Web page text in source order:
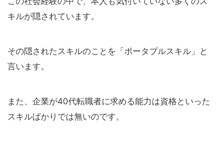
キルが隠されています。
その隠されたスキルのことを「ポータブルスキル」と
言います。
また、企業が40代転職者に求める能力は資格といった
スキルばかりでは無いのです。